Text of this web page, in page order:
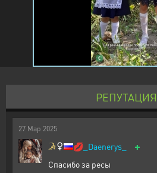
РЕПУТАЦИЯ
27 Мар 2025
💋 _Daenerys_ +
Спасибо за ресы